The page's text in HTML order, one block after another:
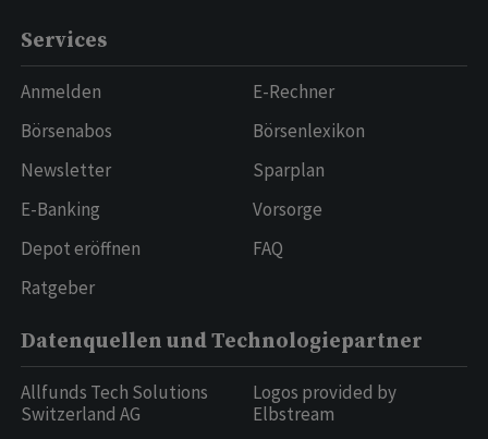
Services
Anmelden
Börsenabos
Newsletter
E-Banking
Depot eröffnen
Ratgeber
E-Rechner
Börsenlexikon
Sparplan
Vorsorge
FAQ
Datenquellen und Technologiepartner
Allfunds Tech Solutions
Switzerland AG
Logos provided by
Elbstream